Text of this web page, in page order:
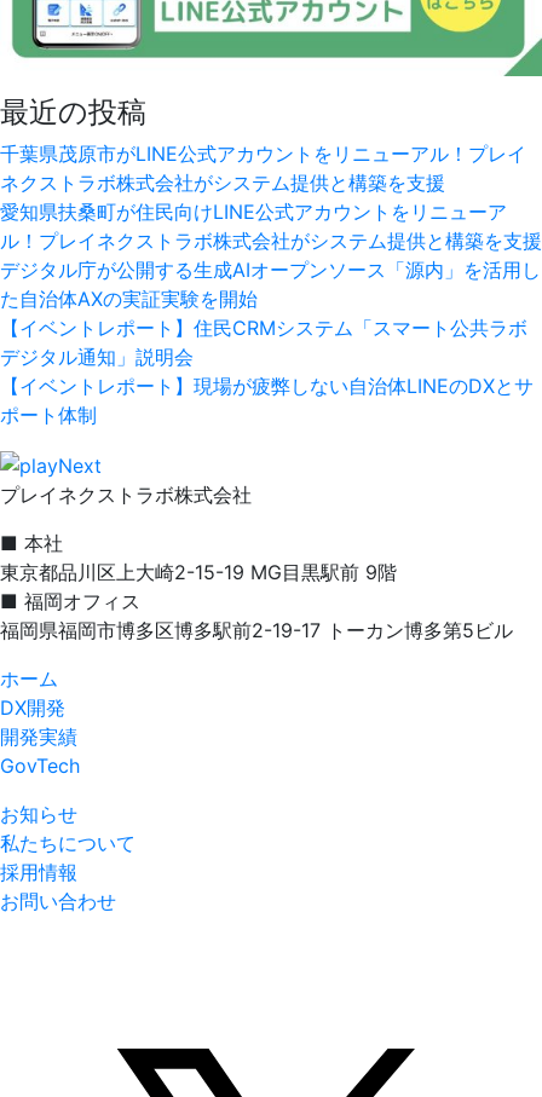
最近の投稿
千葉県茂原市がLINE公式アカウントをリニューアル！プレイ
ネクストラボ株式会社がシステム提供と構築を支援
愛知県扶桑町が住民向けLINE公式アカウントをリニューア
ル！プレイネクストラボ株式会社がシステム提供と構築を支援
デジタル庁が公開する生成AIオープンソース「源内」を活用し
た自治体AXの実証実験を開始
【イベントレポート】住民CRMシステム「スマート公共ラボ
デジタル通知」説明会
【イベントレポート】現場が疲弊しない自治体LINEのDXとサ
ポート体制
プレイネクストラボ株式会社
■ 本社
東京都品川区上大崎2-15-19 MG目黒駅前 9階
■ 福岡オフィス
福岡県福岡市博多区博多駅前2-19-17 トーカン博多第5ビル
ホーム
DX開発
開発実績
GovTech
お知らせ
私たちについて
採用情報
お問い合わせ